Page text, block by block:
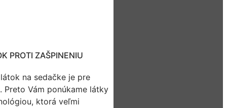
PROTI ZAŠPINENIU
na sedačke je pre
Vám ponúkame látky
ktorá veľmi